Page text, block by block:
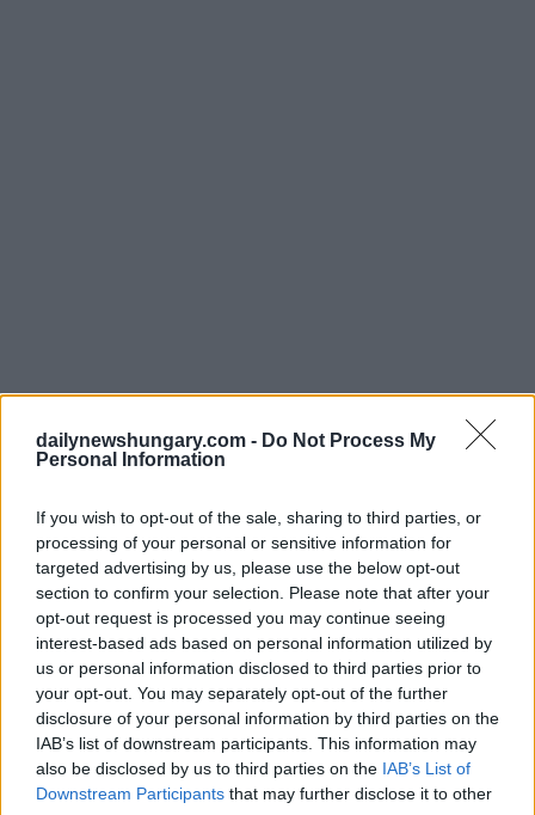
dailynewshungary.com - Do Not Process My
Personal Information
If you wish to opt-out of the sale, sharing to third parties, or
processing of your personal or sensitive information for
targeted advertising by us, please use the below opt-out
section to confirm your selection. Please note that after your
opt-out request is processed you may continue seeing
interest-based ads based on personal information utilized by
us or personal information disclosed to third parties prior to
your opt-out. You may separately opt-out of the further
disclosure of your personal information by third parties on the
IAB’s list of downstream participants. This information may
also be disclosed by us to third parties on the IAB’s List of
Downstream Participants that may further disclose it to other
peggiore dell’epidemia, ma questa è la prima misura del
genere nel settore sanitario domestico da quando la quarta
Anche se non vale la pena trarre grandi conclusioni da un
centinaio di commenti su Facebook, il post dell’ospedale è
degno di nota per l’alta proporzione e il tono isterico delle
reazioni che le misure di restrizione epidemica sono in realtà
parte di un piano di genocidio dietro le quinte Questo non fa
ben sperare se l’epidemia diventa di nuovo grave e l’uso di
mascherine o misure di protezione simili devono essere
ripristinate.
Inoltre, János Lázár, ministro delle costruzioni e degli
investimenti, ha riconosciuto di farloBlikk che si aspettava il
ritorno del COVID questo autunno. Pertanto, hanno bisogno
di risorse finanziarie per prepararsi a ciò.